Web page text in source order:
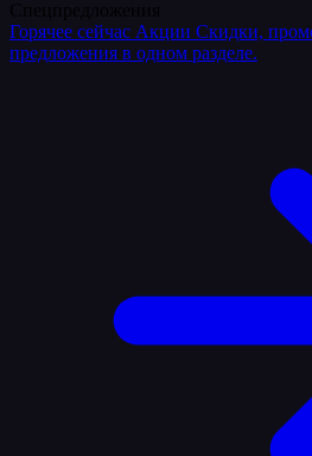
Горячее сейчас Акции Скидки,
предложения в одном разделе.